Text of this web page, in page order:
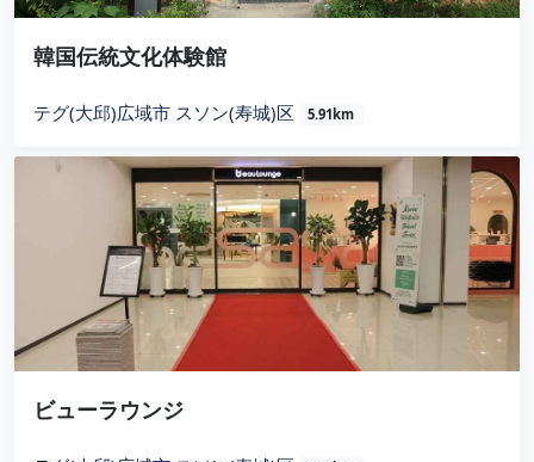
韓国伝統文化体験館
テグ(大邱)広域市 スソン(寿城)区 5.91km
ビューラウンジ